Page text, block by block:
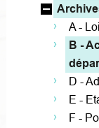
A -
B -
D -
E -
F -